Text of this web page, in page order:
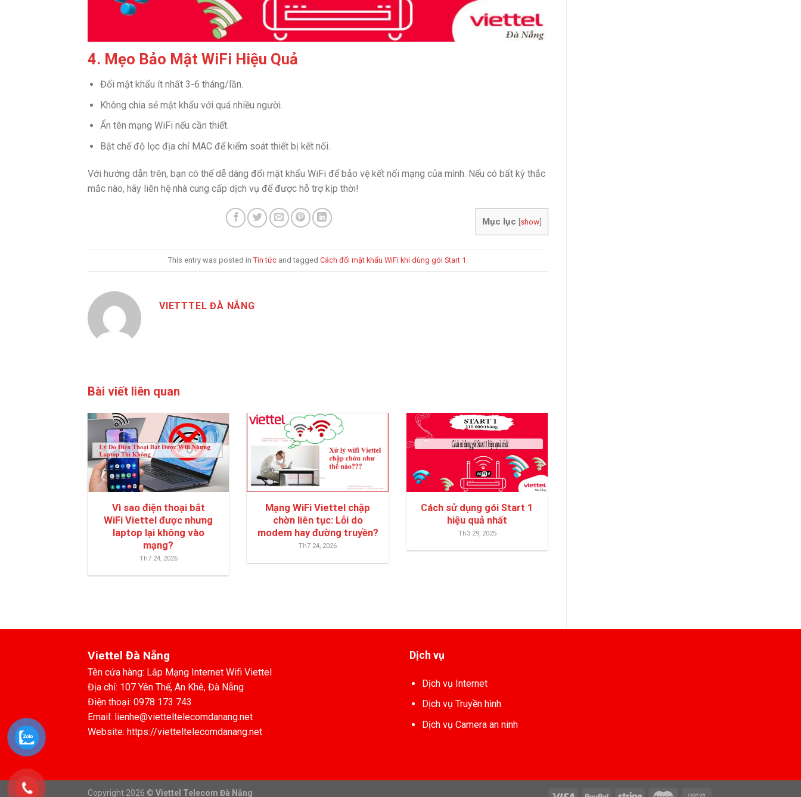
4. Mẹo Bảo Mật WiFi Hiệu Quả
Đổi mật khẩu ít nhất 3-6 tháng/lần.
Không chia sẻ mật khẩu với quá nhiều người.
Ẩn tên mạng WiFi nếu cần thiết.
Bật chế độ lọc địa chỉ MAC để kiểm soát thiết bị kết nối.
Với hướng dẫn trên, bạn có thể dễ dàng đổi mật khẩu WiFi để bảo vệ kết nối mạng của mình. Nếu có bất kỳ thắc
mắc nào, hãy liên hệ nhà cung cấp dịch vụ để được hỗ trợ kịp thời!
Mục lục [show]
This entry was posted in Tin tứcand tagged Cách đổi mật khẩu WiFi khi dùng gói Start 1
VIETTTEL ĐÀ NẴNG
Bài viết liên quan
Vì sao điện thoại bắt
WiFi Viettel được nhưng
laptop lại không vào
mạng?
Th7 24, 2026
Mạng WiFi Viettel chập
chờn liên tục: Lỗi do
modem hay đường truyền?
Th7 24, 2026
Cách sử dụng gói Start 1
hiệu quả nhất
Th3 29, 2025
Viettel Đà Nẵng
Tên cửa hàng: Lắp Mạng Internet Wifi Viettel
Địa chỉ: 107 Yên Thế, An Khê, Đà Nẵng
Điện thoại: 0978 173 743
Email: lienhe@vietteltelecomdanang.net
Website: https://vietteltelecomdanang.net
Dịch vụ
Dịch vụ Internet
Dịch vụ Truyền hình
Dịch vụ Camera an ninh
Copyright 2026 © Viettel Telecom Đà Nẵng